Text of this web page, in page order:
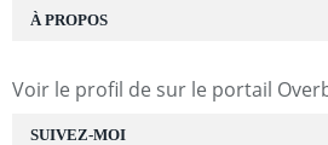
SUIVEZ-MOI
À PROPOS
Voir le profil de sur le portail